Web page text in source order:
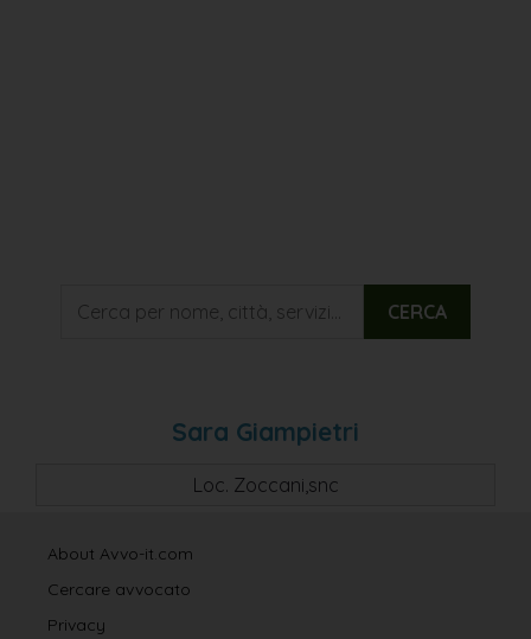
CERCA
Sara Giampietri
Loc. Zoccani,snc
About Avvo-it.com
Cercare avvocato
Privacy